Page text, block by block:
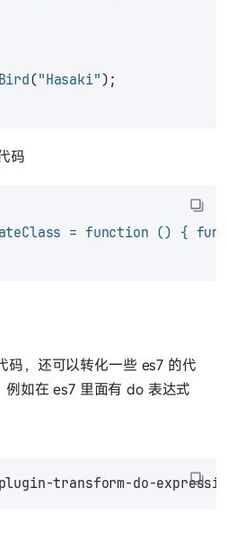
Bird("Hasaki");
码
= function () {
，还可以转化一些 es7 的代
如在 es7 里面有 do 表达式
transform-do-